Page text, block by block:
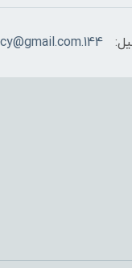
144.parsinpharmacy@gmail.com